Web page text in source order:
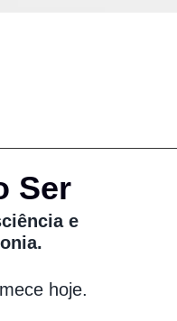
Ser
e
hoje.